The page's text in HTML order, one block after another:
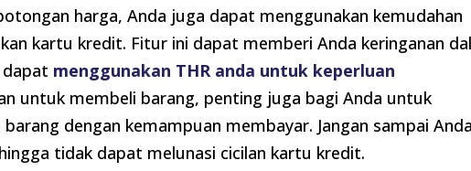
harga, Anda juga dapat menggunakan kemudahan
kartu kredit. Fitur ini dapat memberi Anda keringanan
menggunakan THR anda untuk keperluan
untuk membeli barang, penting juga bagi Anda untuk
dengan kemampuan membayar. Jangan sampai Anda
tidak dapat melunasi cicilan kartu kredit.